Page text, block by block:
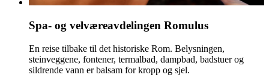
Spa- og velværeavdelingen Romulus
En reise tilbake til det historiske Rom. Belysningen,
steinveggene, fontener, termalbad, dampbad, badstuer og
sildrende vann er balsam for kropp og sjel.